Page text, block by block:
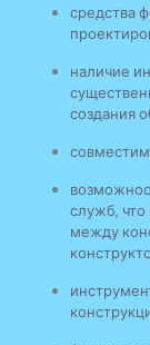
средства
наличие
создания
служб,
между